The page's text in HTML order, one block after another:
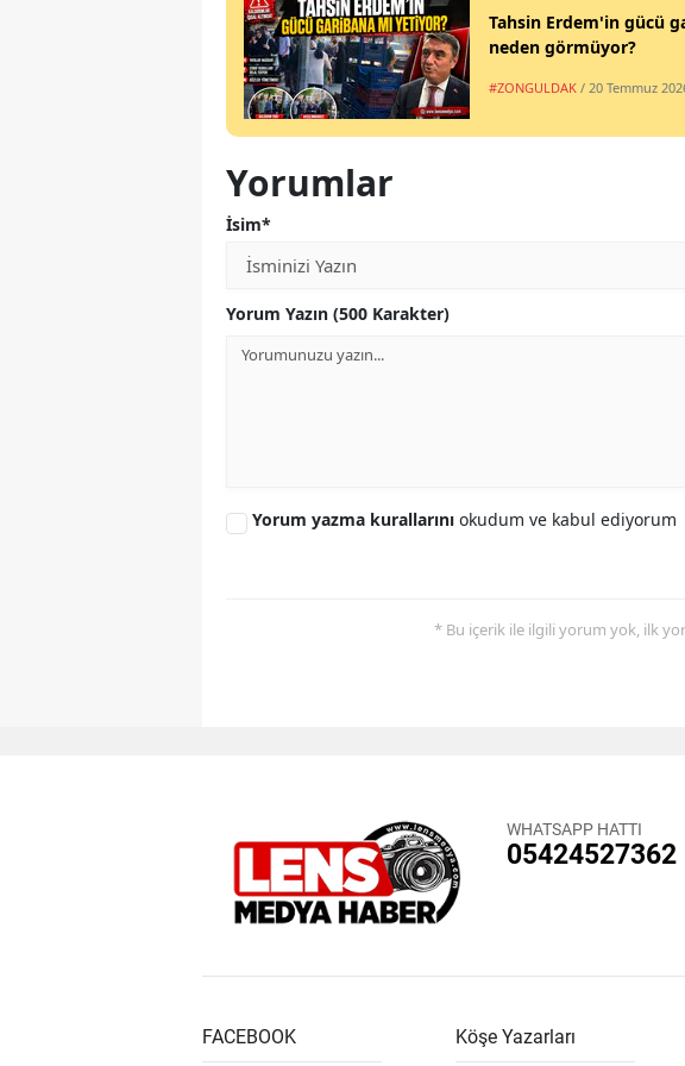
Tahsin Erdem'in gücü
neden görmüyor?
#ZONGULDAK / 20 Temmuz
Yorumlar
İsim*
Yorum Yazın (500 Karakter)
Yorum yazma kurallarını okudum ve kabul ediyorum
* Bu içerik ile ilgili yorum yok, ilk
WHATSAPP HATTI
05424527362
FACEBOOK Köşe Yazarları